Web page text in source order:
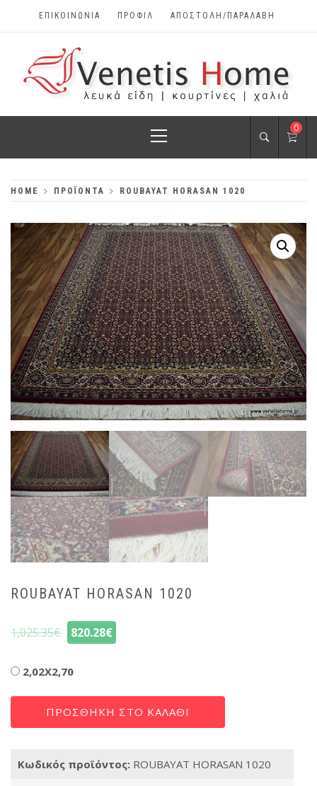
ΕΠΙΚΟΙΝΩΝΊΑ ΠΡΟΦΊΛ ΑΠΟΣΤΟΛΗ/ΠΑΡΑΛΑΒΗ
VENETIS HOME
ΧΑΛΙΆ, ΛΕΥΚΆ
Menu
0
HOME ΠΡΟΪΌΝΤΑ ROUBAYAT HORASAN 1020
ROUBAYAT HORASAN 1020
1,025.35€ 820.28€
2,02X2,70
HORASANΠΡΟΣΘΉΚΗ ΣΤΟ ΚΑΛΆΘΙ
Κωδικός προϊόντος: ROUBAYAT HORASAN 1020